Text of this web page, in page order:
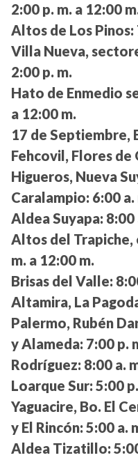
2:00 p. m. a 12:00
Altos de Los Pinos:
Villa Nueva,
2:00 p. m.
Hato de Enmedio
a 12:00 m.
17 de Septiembre,
Fehcovil, Flores
Higueros, Nueva
Caralampio: 6:00 a.
Aldea Suyapa: 8:00
Altos del Trapiche,
m. a 12:00 m.
Brisas del Valle:
Altamira, La
Palermo, Rubén
y Alameda: 7:00 p.
Rodríguez: 8:00 a.
Loarque Sur: 5:00
Yaguacire, Bo. El
y El Rincón: 5:00 a.
Aldea Tizatillo: